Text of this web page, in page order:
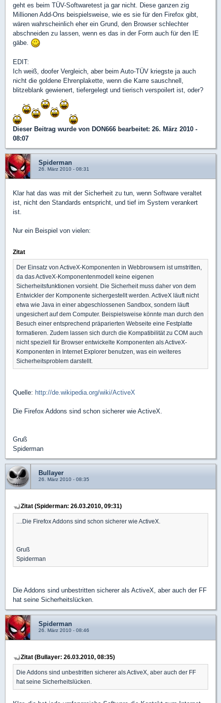
geht es beim TÜV-Softwaretest ja gar nicht. Diese ganzen zig
Millionen Add-Ons beispielsweise, wie es sie für den Firefox gibt,
wären wahrscheinlich eher ein Grund, den Browser schlechter
abschneiden zu lassen, wenn es das in der Form auch für den IE
gäbe.
EDIT:
Ich weiß, doofer Vergleich, aber beim Auto-TÜV kriegste ja auch
nicht die goldene Ehrenplakette, wenn die Karre sauschnell,
blitzeblank gewienert, tiefergelegt und tierisch verspoilert ist, oder?
Dieser Beitrag wurde von DON666 bearbeitet: 26. März 2010 -
08:07
Spiderman
26. März 2010 - 08:31
Klar hat das was mit der Sicherheit zu tun, wenn Software veraltet
ist, nicht den Standards entspricht, und tief im System verankert
ist.
Nur ein Beispiel von vielen:
Zitat
Der Einsatz von ActiveX-Komponenten in Webbrowsern ist umstritten,
da das ActiveX-Komponentenmodell keine eigenen
Sicherheitsfunktionen vorsieht. Die Sicherheit muss daher von dem
Entwickler der Komponente sichergestellt werden. ActiveX läuft nicht
etwa wie Java in einer abgeschlossenen Sandbox, sondern läuft
ungesichert auf dem Computer. Beispielsweise könnte man durch den
Besuch einer entsprechend präparierten Webseite eine Festplatte
formatieren. Zudem lassen sich durch die Kompatibilität zu COM auch
nicht speziell für Browser entwickelte Komponenten als ActiveX-
Komponenten in Internet Explorer benutzen, was ein weiteres
Sicherheitsproblem darstellt.
Quelle: http://de.wikipedia.org/wiki/ActiveX
Die Firefox Addons sind schon sicherer wie ActiveX.
Gruß
Spiderman
Bullayer
26. März 2010 - 08:35
Zitat (Spiderman: 26.03.2010, 09:31)
....Die Firefox Addons sind schon sicherer wie ActiveX.
Gruß
Spiderman
Die Addons sind unbestritten sicherer als ActiveX, aber auch der FF
hat seine Sicherheitslücken.
Spiderman
26. März 2010 - 08:46
Zitat (Bullayer: 26.03.2010, 08:35)
Die Addons sind unbestritten sicherer als ActiveX, aber auch der FF
hat seine Sicherheitslücken.